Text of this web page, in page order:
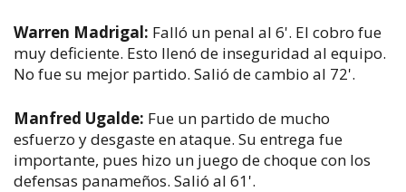
Warren Madrigal: Falló un penal al 6'. El cobro fue
muy deficiente. Esto llenó de inseguridad al equipo.
No fue su mejor partido. Salió de cambio al 72'.
Manfred Ugalde: Fue un partido de mucho
esfuerzo y desgaste en ataque. Su entrega fue
importante, pues hizo un juego de choque con los
defensas panameños. Salió al 61'.